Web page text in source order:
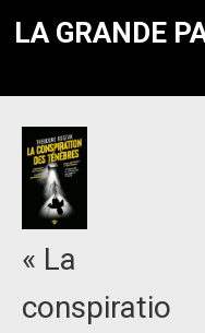
LA GRANDE
« La
conspiratio